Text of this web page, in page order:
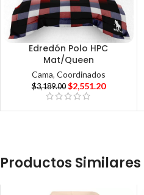
Edredón Polo HPC
Mat/Queen
Cama, Coordinados
$3,189.00 $2,551.20
Productos Similares